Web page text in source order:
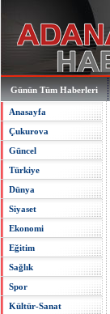
Günün Tüm Haberleri
Anasayfa
Çukurova
Güncel
Türkiye
Dünya
Siyaset
Ekonomi
Eğitim
Sağlık
Spor
Kültür-Sanat